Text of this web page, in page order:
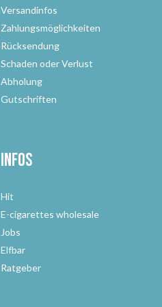
Versandinfos
Zahlungsmöglichkeiten
Rücksendung
Schaden oder Verlust
Abholung
Gutschriften
Infos
Hit
E-cigarettes wholesale
Jobs
Elfbar
Ratgeber